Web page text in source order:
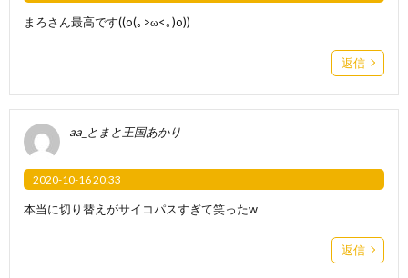
まろさん最高です((o(｡>ω<｡)o))
返信
aa_とまと王国あかり
2020-10-16 20:33
本当に切り替えがサイコパスすぎて笑った‪w
返信